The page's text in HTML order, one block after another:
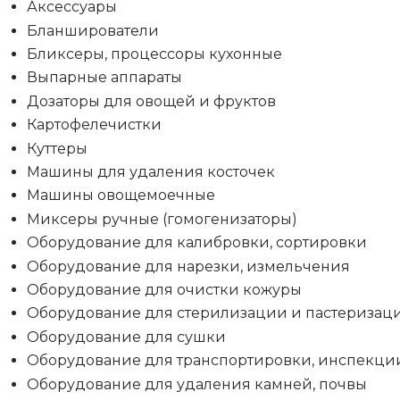
Аксессуары
Бланширователи
Бликсеры, процессоры кухонные
Выпарные аппараты
Дозаторы для овощей и фруктов
Картофелечистки
Куттеры
Машины для удаления косточек
Машины овощемоечные
Миксеры ручные (гомогенизаторы)
Оборудование для калибровки, сортировки
Оборудование для нарезки, измельчения
Оборудование для очистки кожуры
Оборудование для стерилизации и
Оборудование для сушки
Оборудование для транспортировки,
Оборудование для удаления камней, почвы